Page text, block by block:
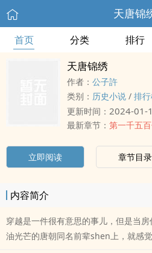
天唐锦
首页 分类 排行
天唐锦绣
作者： 公子許
类别： 历史小说 / 排
更新时间： 2024-01-
最新章节： 第一千五
立即阅读 章节目录
内容简介
穿越是一件很有意思的事儿，但是当
油光芒的唐朝同名前辈shen上，就感